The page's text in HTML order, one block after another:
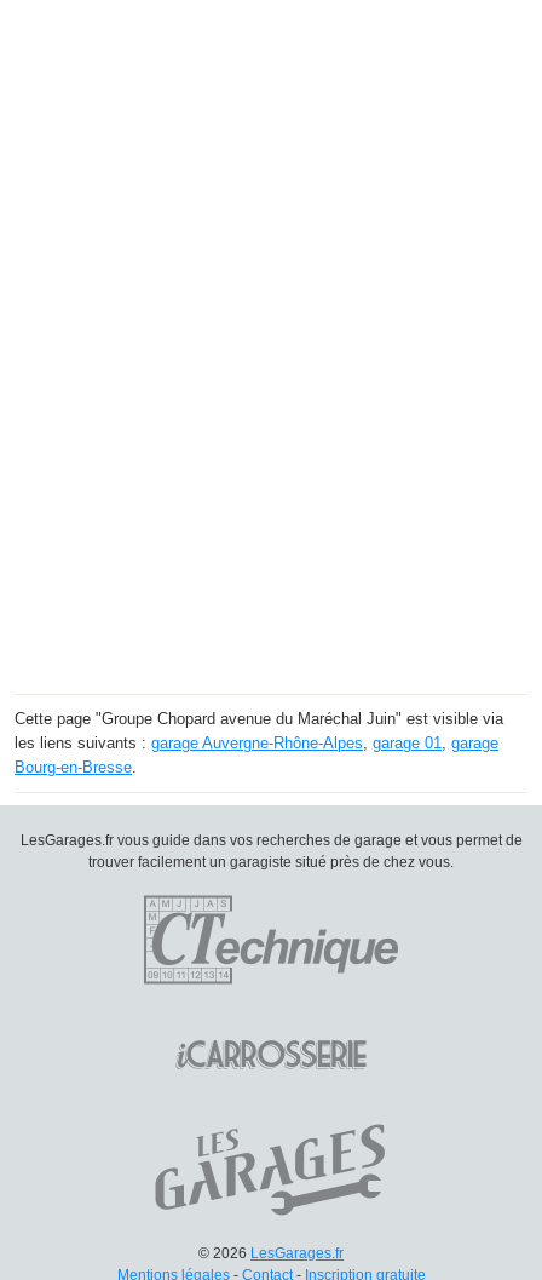
Cette page "Groupe Chopard avenue du Maréchal Juin" est visible via
les liens suivants : garage Auvergne-Rhône-Alpes garage 01
garage
Bourg-en-Bresse
LesGarages.fr vous guide dans vos recherches de garage et vous permet de
trouver facilement un garagiste situé près de chez vous.
© 2026 LesGarages.fr
Mentions légales- Contact- Inscription gratuite